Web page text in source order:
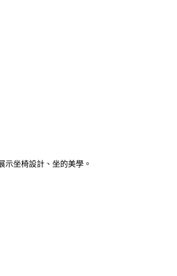
示坐椅設計、坐的美學。